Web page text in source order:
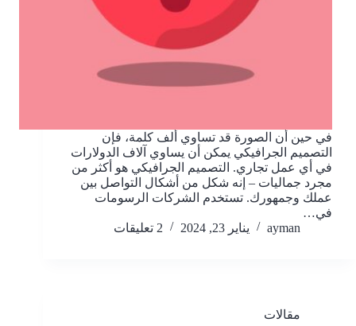
في حين أن الصورة قد تساوي ألف كلمة، فإن
التصميم الجرافيكي يمكن أن يساوي آلاف الدولارات
في أي عمل تجاري. التصميم الجرافيكي هو أكثر من
مجرد جماليات – إنه شكل من أشكال التواصل بين
عملك وجمهورك. تستخدم الشركات الرسومات
في…
ayman
يناير 23, 2024 2 تعليقات
مقالات